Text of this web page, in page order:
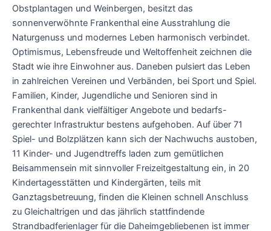
Obstplantagen und Weinbergen, besitzt das
sonnenverwöhnte Frankenthal eine Ausstrahlung die
Naturgenuss und modernes Leben harmonisch verbindet.
Optimismus, Lebensfreude und Weltoffenheit zeichnen die
Stadt wie ihre Einwohner aus. Daneben pulsiert das Leben
in zahlreichen Vereinen und Verbänden, bei Sport und Spiel.
Familien, Kinder, Jugendliche und Senioren sind in
Frankenthal dank vielfältiger Angebote und bedarfs-
gerechter Infrastruktur bestens aufgehoben. Auf über 71
Spiel- und Bolzplätzen kann sich der Nachwuchs austoben,
11 Kinder- und Jugendtreffs laden zum gemütlichen
Beisammensein mit sinnvoller Freizeitgestaltung ein, in 20
Kindertagesstätten und Kindergärten, teils mit
Ganztagsbetreuung, finden die Kleinen schnell Anschluss
zu Gleichaltrigen und das jährlich stattfindende
Strandbadferienlager für die Daheimgebliebenen ist immer